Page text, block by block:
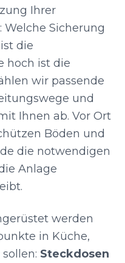
Ihrer
Sicherung
die
hoch ist die
wir passende
und
Ihnen ab. Vor Ort
Böden und
die notwendigen
Anlage
werden
in Küche,
Steckdosen